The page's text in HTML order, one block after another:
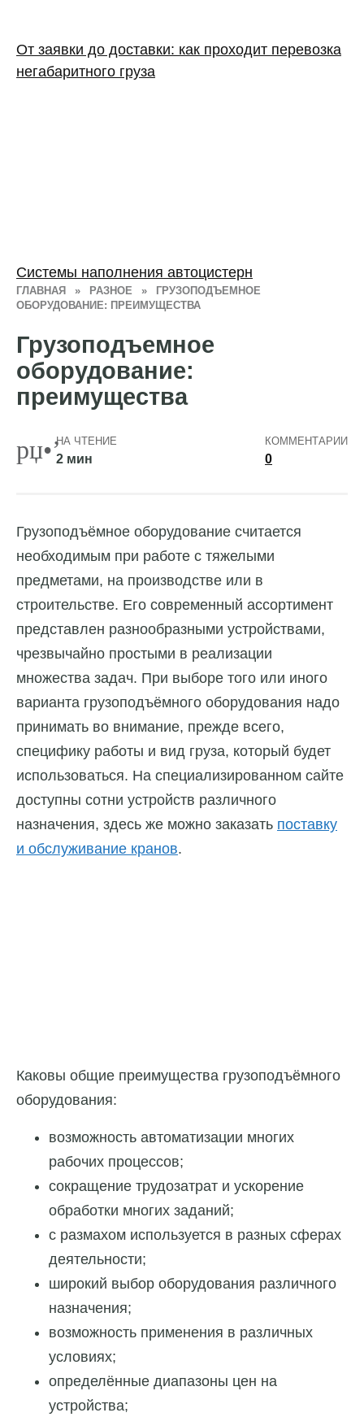
ГЛАВНАЯ » РАЗНОЕ »
ГРУЗОПОДЪЕМНОЕ
ОБОРУДОВАНИЕ: ПРЕИМУЩЕСТВА
Грузоподъемное
оборудование:
преимущества
НА ЧТЕНИЕ
2 мин
КОММЕНТАРИИ
0
Грузоподъёмное оборудование считается
необходимым при работе с тяжелыми
предметами, на производстве или в
строительстве. Его современный ассортимент
представлен разнообразными устройствами,
чрезвычайно простыми в реализации
множества задач. При выборе того или иного
варианта грузоподъёмного оборудования надо
принимать во внимание, прежде всего,
специфику работы и вид груза, который будет
использоваться. На специализированном сайте
доступны сотни устройств различного
назначения, здесь же можно заказать поставку
и обслуживание кранов.
Каковы общие преимущества грузоподъёмного
оборудования:
возможность автоматизации многих
рабочих процессов;
сокращение трудозатрат и ускорение
обработки многих заданий;
с размахом используется в разных сферах
деятельности;
широкий выбор оборудования различного
назначения;
возможность применения в различных
условиях;
определённые диапазоны цен на
устройства;
От заявки до доставки: как проходит перевозка
негабаритного груза
Системы наполнения автоцистерн